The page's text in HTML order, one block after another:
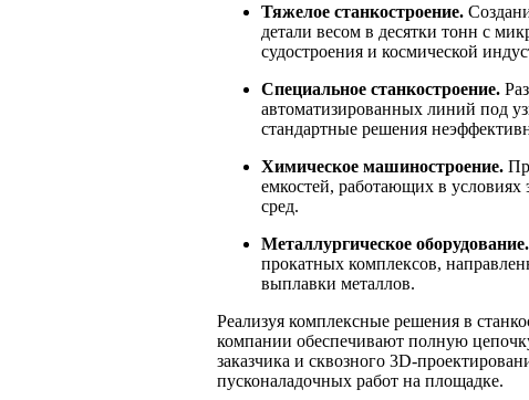
Тяжелое станкостроение.
детали весом в десятки тонн с
судостроения и космической
Специальное станкостроение.
автоматизированных линий под
стандартные решения
Химическое машиностроение.
емкостей, работающих в условиях
сред.
Металлургическое оборудование.
прокатных комплексов,
выплавки металлов.
Реализуя комплексные решения в
компании обеспечивают полную
заказчика и сквозного 3D-
пусконаладочных работ на площадке.